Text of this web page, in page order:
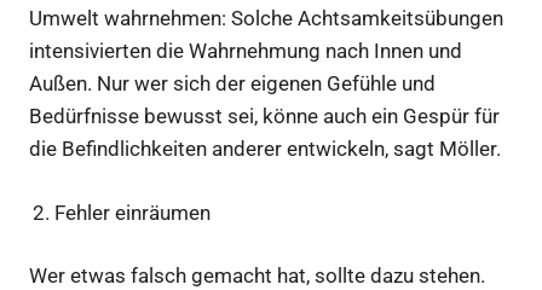
Umwelt wahrnehmen: Solche Achtsamkeitsübungen
intensivierten die Wahrnehmung nach Innen und
Außen. Nur wer sich der eigenen Gefühle und
Bedürfnisse bewusst sei, könne auch ein Gespür für
die Befindlichkeiten anderer entwickeln, sagt Möller.
Fehler einräumen
Wer etwas falsch gemacht hat, sollte dazu stehen.